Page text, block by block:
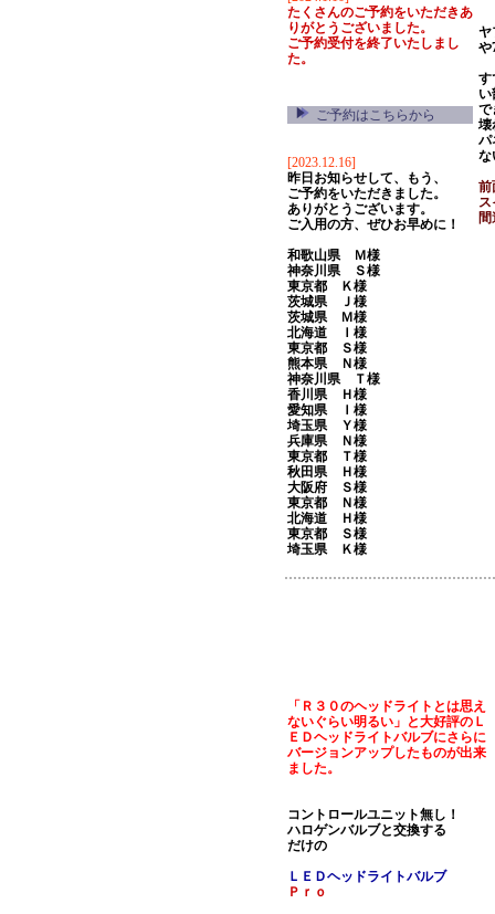
たくさんのご予約をいただきあ
りがとうございました。
ご予約受付を終了いたしまし
た。
ご予約はこちらから
[2023.12.16]
昨日お知らせして、もう、
ご予約をいただきました。
ありがとうございます。
ご入用の方、ぜひお早めに！
和歌山県 Ｍ様
神奈川県 Ｓ様
東京都 Ｋ様
茨城県 Ｊ様
茨城県 Ｍ様
北海道 Ｉ様
東京都 Ｓ様
熊本県 Ｎ様
神奈川県 Ｔ様
香川県 Ｈ様
愛知県 Ｉ様
埼玉県 Ｙ様
兵庫県 Ｎ様
東京都 Ｔ様
秋田県 Ｈ様
大阪府 Ｓ様
東京都 Ｎ様
北海道 Ｈ様
東京都 Ｓ様
埼玉県 Ｋ様
ヤ
や
す
で
壊
パ
な
前
「Ｒ３０のヘッドライトとは思え
ないぐらい明るい」と大好評のＬ
ＥＤヘッドライトバルブにさらに
バージョンアップしたものが出来
ました。
コントロールユニット無し！
ハロゲンバルブと交換する
だけの
ＬＥＤヘッドライトバルブ
Ｐｒｏ